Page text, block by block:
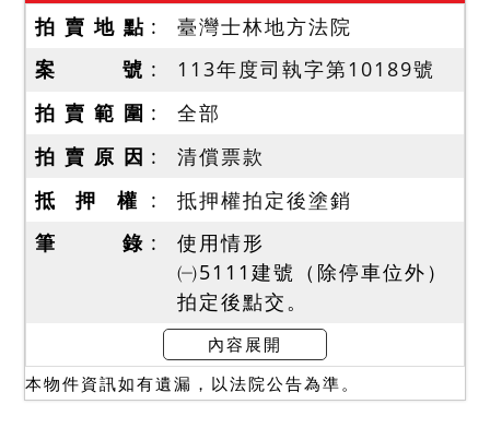
拍 賣 地 點
臺灣士林地方法院
案 號
113年度司執字第10189號
拍 賣 範 圍
全部
拍 賣 原 因
清償票款
抵 押 權
抵押權拍定後塗銷
筆 錄
使用情形
㈠5111建號（除停車位外）
拍定後點交。
㈡民國113年10月8日現場調
查時，債務人在場稱房屋目
前由其及父親居住使用，浴
內容展開
本物件資訊如有遺漏，以法院公告為準。